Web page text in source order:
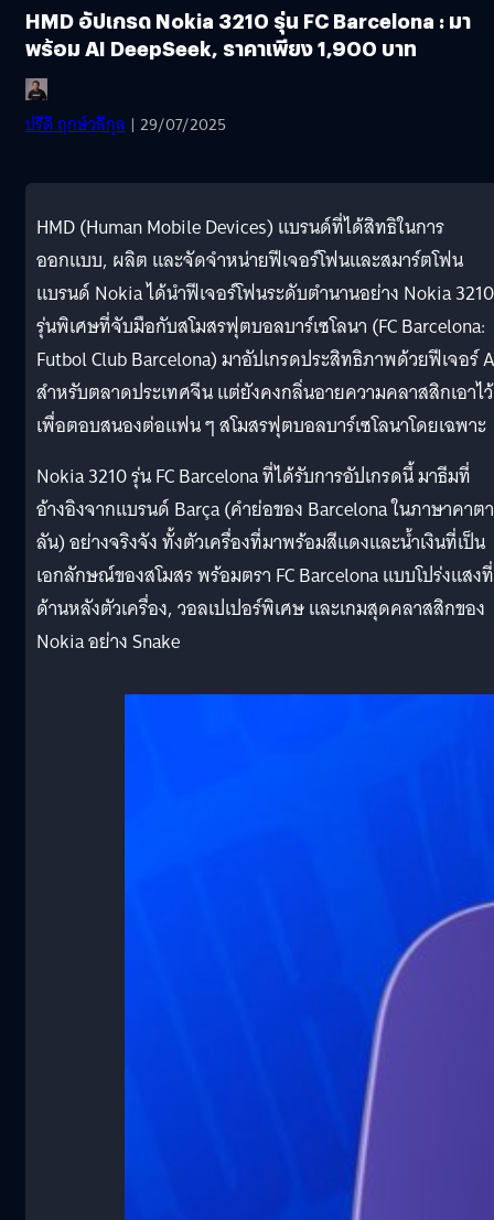
HMD อัปเกรด Nokia 3210 รุ่น FC Barcelona : มา
พร้อม AI DeepSeek, ราคาเพียง 1,900 บาท
ปรีดี ฤกษ์วลีกุล | 29/07/2025
HMD (Human Mobile Devices) แบรนด์ที่ได้สิทธิในการ
ออกแบบ, ผลิต และจัดจำหน่ายฟีเจอร์โฟนและสมาร์ตโฟน
แบรนด์ Nokia ได้นำฟีเจอร์โฟนระดับตำนานอย่าง Nokia 3210
รุ่นพิเศษที่จับมือกับสโมสรฟุตบอลบาร์เซโลนา (FC Barcelona:
Futbol Club Barcelona) มาอัปเกรดประสิทธิภาพด้วยฟีเจอร์
สำหรับตลาดประเทศจีน แต่ยังคงกลิ่นอายความคลาสสิกเอาไว้
เพื่อตอบสนองต่อแฟน ๆ สโมสรฟุตบอลบาร์เซโลนาโดยเฉพาะ
Nokia 3210 รุ่น FC Barcelona ที่ได้รับการอัปเกรดนี้ มาธีมที่
อ้างอิงจากแบรนด์ Barça (คำย่อของ Barcelona ในภาษาคาตา
ลัน) อย่างจริงจัง ทั้งตัวเครื่องที่มาพร้อมสีแดงและน้ำเงินที่เป็น
เอกลักษณ์ของสโมสร พร้อมตรา FC Barcelona แบบโปร่งแสงที่
ด้านหลังตัวเครื่อง, วอลเปเปอร์พิเศษ และเกมสุดคลาสสิกของ
Nokia อย่าง Snake